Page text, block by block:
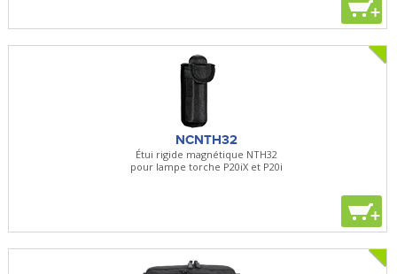
+
NCNTH32
Étui rigide magnétique NTH32
pour lampe torche P20iX et P20i
+